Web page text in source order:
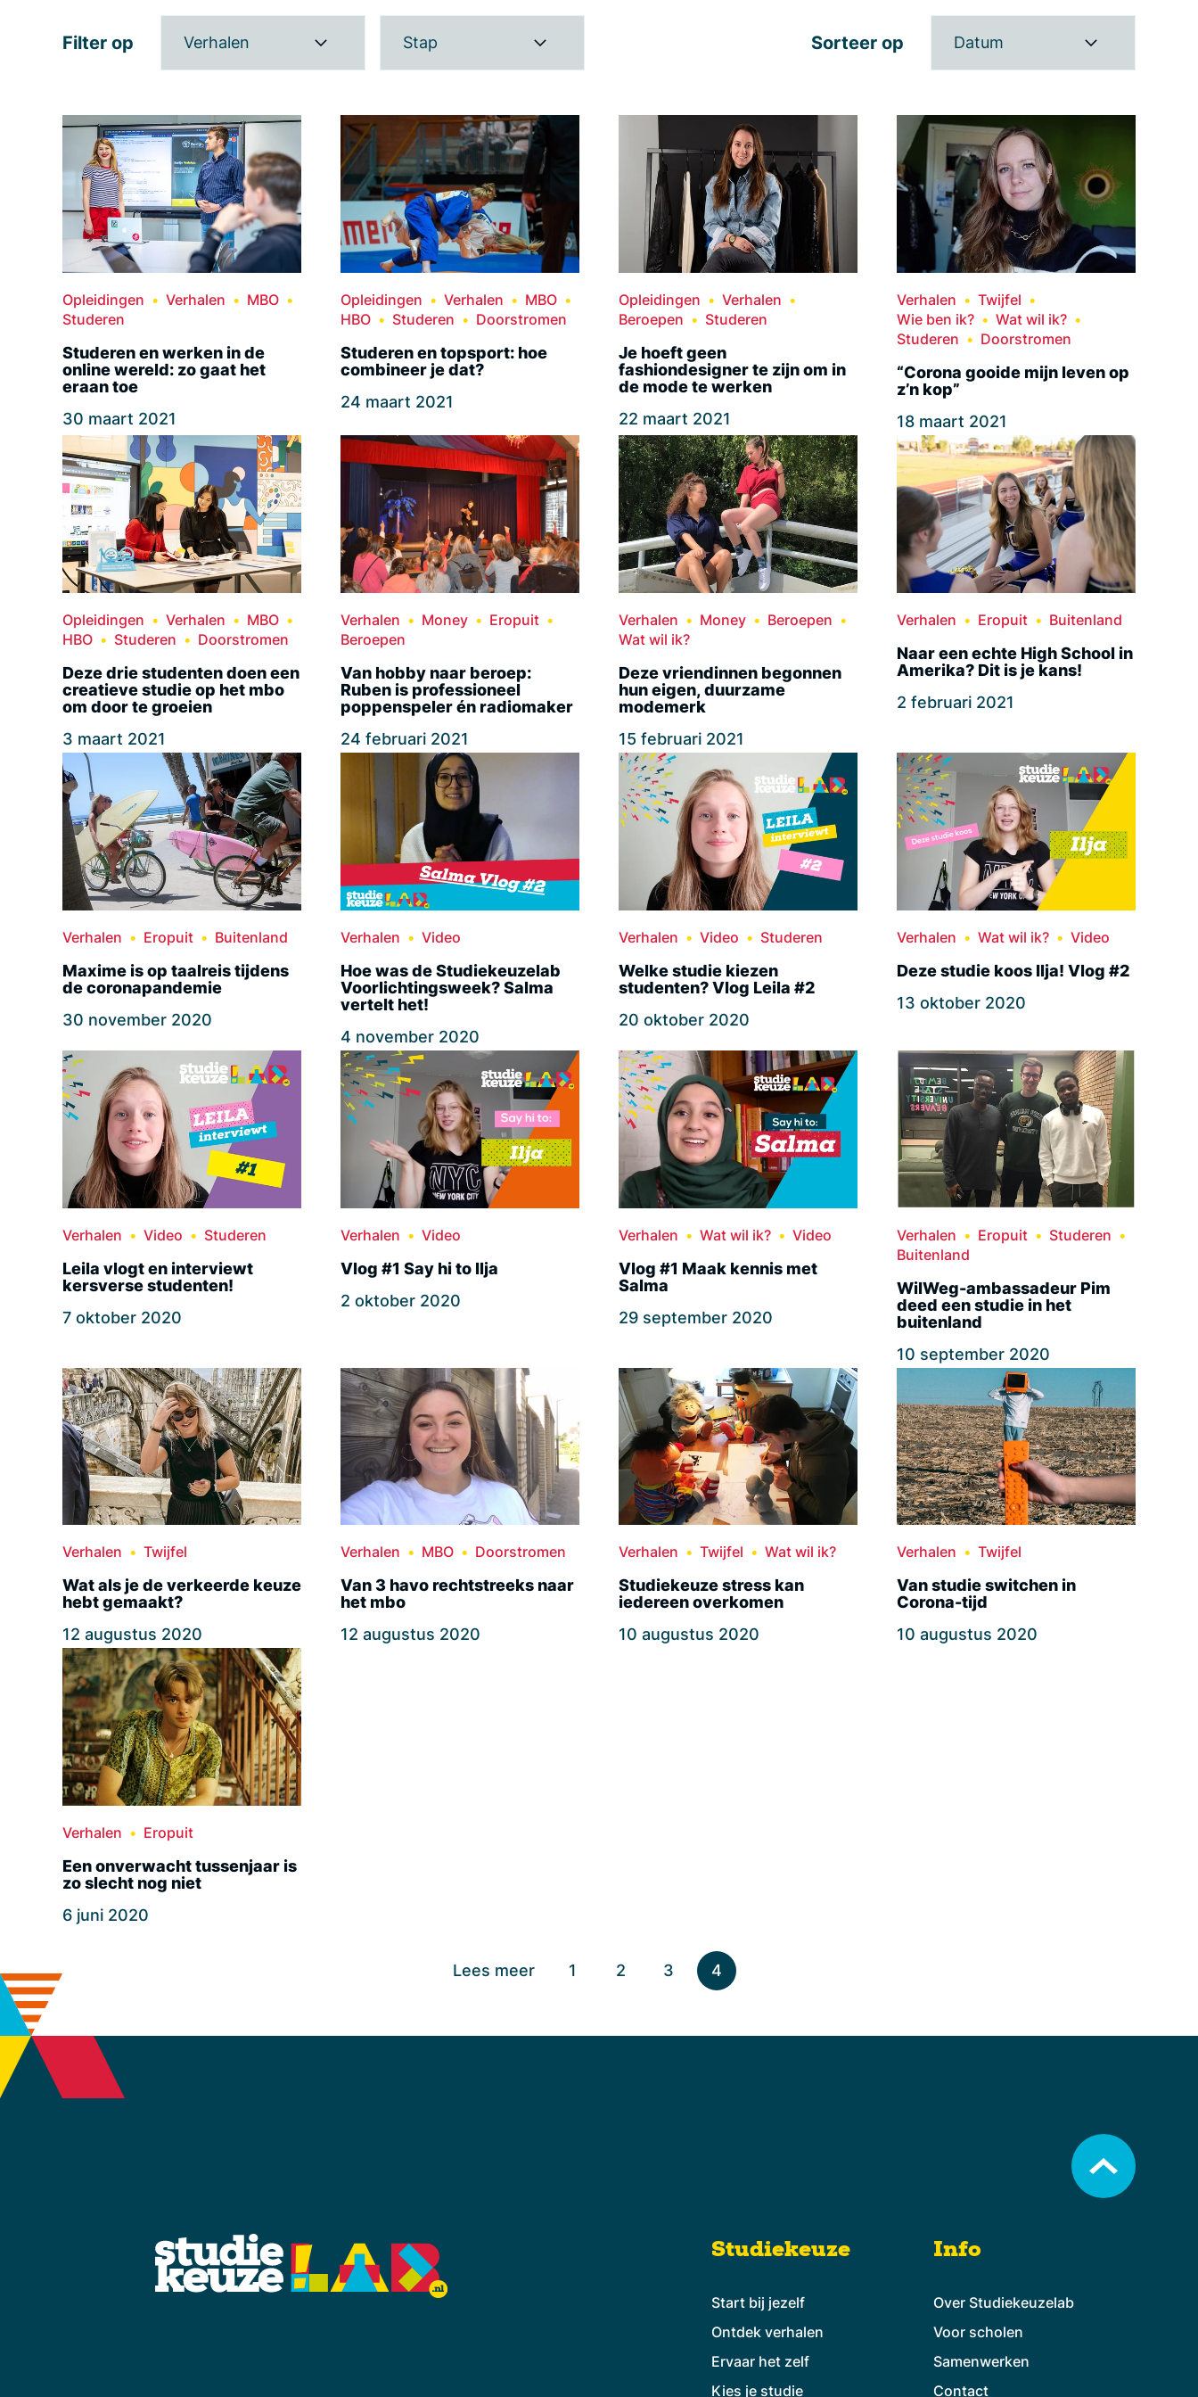
Filter op Verhalen Stap Sorteer op Datum
Opleidingen Verhalen
MBO
Studeren
Studeren en werken in de
online wereld: zo gaat het
eraan toe
30 maart 2021
Opleidingen Verhalen
MBO
HBO
Studeren Doorstromen
Studeren en topsport: hoe
combineer je dat?
24 maart 2021
Opleidingen
Verhalen
Beroepen
Studeren
Je hoeft geen
fashiondesigner te zijn om in
de mode te werken
22 maart 2021
Verhalen
Twijfel
Wie ben ik?
Wat wil ik?
Studeren
Doorstromen
“Corona gooide mijn leven op
z’n kop”
18 maart 2021
Opleidingen Verhalen
MBO
HBO
Studeren Doorstromen
Deze drie studenten doen een
creatieve studie op het mbo
om door te groeien
3 maart 2021
Verhalen Money
Eropuit
Beroepen
Van hobby naar beroep:
Ruben is professioneel
poppenspeler én radiomaker
24 februari 2021
Verhalen Money
Beroepen
Wat wil ik?
Deze vriendinnen begonnen
hun eigen, duurzame
modemerk
15 februari 2021
Verhalen Eropuit Buitenland
Naar een echte High School in
Amerika? Dit is je kans!
2 februari 2021
Verhalen Eropuit Buitenland
Maxime is op taalreis tijdens
de coronapandemie
30 november 2020
Verhalen Video
Hoe was de Studiekeuzelab
Voorlichtingsweek? Salma
vertelt het!
4 november 2020
Verhalen Video Studeren
Welke studie kiezen
studenten? Vlog Leila #2
20 oktober 2020
Verhalen Wat wil ik? Video
Deze studie koos Ilja! Vlog #2
13 oktober 2020
Verhalen Video Studeren
Leila vlogt en interviewt
kersverse studenten!
7 oktober 2020
Verhalen Video
Vlog #1 Say hi to Ilja
2 oktober 2020
Verhalen Wat wil ik? Video
Vlog #1 Maak kennis met
Salma
29 september 2020
Verhalen Eropuit
Studeren
Buitenland
WilWeg-ambassadeur Pim
deed een studie in het
buitenland
10 september 2020
Verhalen Twijfel
Wat als je de verkeerde keuze
hebt gemaakt?
12 augustus 2020
Verhalen MBO Doorstromen
Van 3 havo rechtstreeks naar
het mbo
12 augustus 2020
Verhalen Twijfel Wat wil ik?
Studiekeuze stress kan
iedereen overkomen
10 augustus 2020
Verhalen Twijfel
Van studie switchen in
Corona-tijd
10 augustus 2020
Verhalen Eropuit
Een onverwacht tussenjaar is
zo slecht nog niet
6 juni 2020
Lees meer 1 2 3 4
Studiekeuze
Start bij jezelf
Ontdek verhalen
Ervaar het zelf
Kies je studie
Info
Over Studiekeuzelab
Voor scholen
Samenwerken
Contact